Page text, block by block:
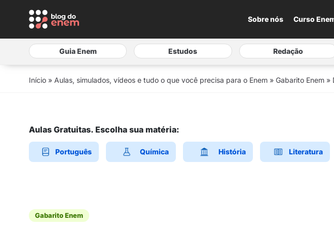
Sobre nós Curso
Guia Enem Estudos Redação
Início » Aulas, simulados, vídeos e tudo o que você precisa para o Enem » Gabarito Enem »
Aulas Gratuitas. Escolha sua matéria:
Português Química História Literatura
Gabarito Enem